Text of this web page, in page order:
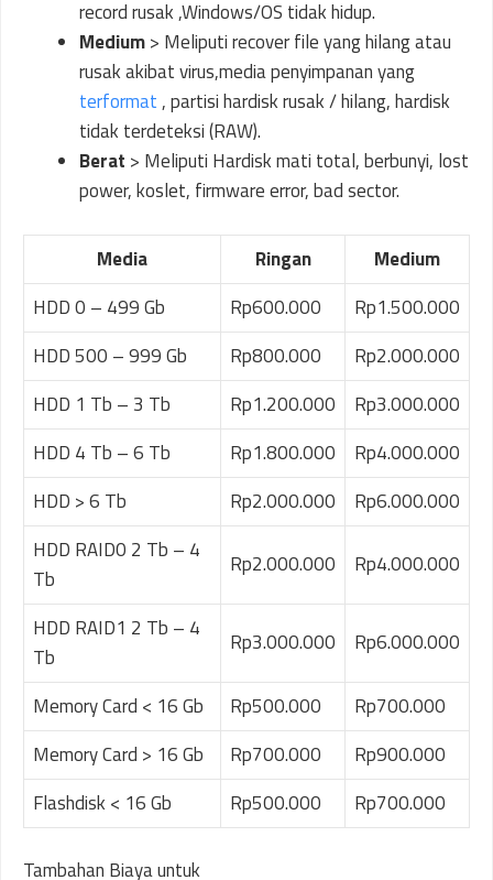
record rusak ,Windows/OS tidak hidup.
Medium> Meliputi recover file yang hilang atau
rusak akibat virus,media penyimpanan yang
terformat, partisi hardisk rusak / hilang, hardisk
tidak terdeteksi (RAW).
Berat > Meliputi Hardisk mati total, berbunyi, lost
power, koslet, firmware error, bad sector.
Media Ringan
Medium
HDD 0 – 499 Gb
Rp600.000
Rp1.500.000
HDD 500 – 999 Gb
Rp800.000
Rp2.000.000
HDD 1 Tb – 3 Tb
Rp1.200.000
Rp3.000.000
HDD 4 Tb – 6 Tb
Rp1.800.000
Rp4.000.000
HDD > 6 Tb
Rp2.000.000
Rp6.000.000
HDD RAID0 2 Tb – 4
Tb
Rp2.000.000 Rp4.000.000
HDD RAID1 2 Tb – 4
Tb
Rp3.000.000 Rp6.000.000
Memory Card < 16 Gb Rp500.000
Rp700.000
Memory Card > 16 Gb
Rp700.000
Rp900.000
Flashdisk < 16 Gb
Rp500.000 Rp700.000
Tambahan Biaya untuk